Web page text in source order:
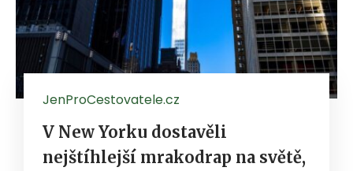
JenProCestovatele.cz
V New Yorku dostavěli
nejštíhlejší mrakodrap na světě,